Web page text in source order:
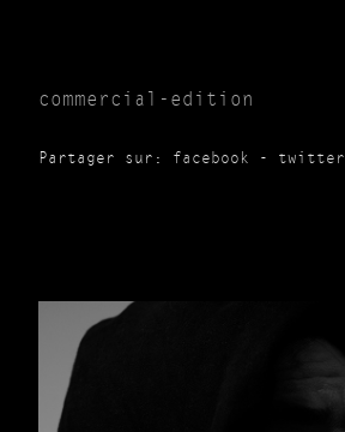
commercial-edition
Partager sur: facebook - twitter